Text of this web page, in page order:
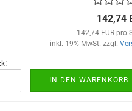
142,74
142,74 EUR pro
inkl. 19% MwSt. zzgl.
IN DEN WARENKORB